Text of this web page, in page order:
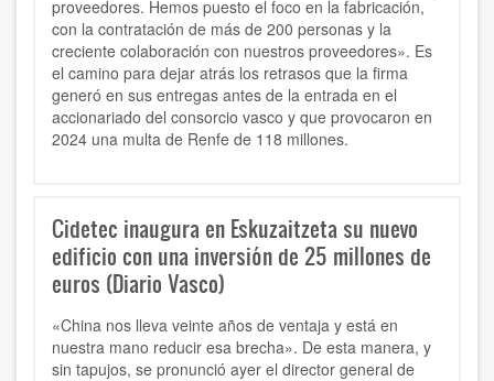
proveedores. Hemos puesto el foco en la fabricación,
con la contratación de más de 200 personas y la
creciente colaboración con nuestros proveedores». Es
el camino para dejar atrás los retrasos que la firma
generó en sus entregas antes de la entrada en el
accionariado del consorcio vasco y que provocaron en
2024 una multa de Renfe de 118 millones.
Cidetec inaugura en Eskuzaitzeta su nuevo
edificio con una inversión de 25 millones de
euros (Diario Vasco)
«China nos lleva veinte años de ventaja y está en
nuestra mano reducir esa brecha». De esta manera, y
sin tapujos, se pronunció ayer el director general de